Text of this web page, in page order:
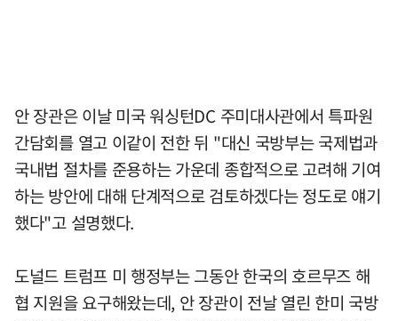
안 장관은 이날 미국 워싱턴DC 주미대사관에서 특파원
간담회를 열고 이같이 전한 뒤 "대신 국방부는 국제법과
국내법 절차를 준용하는 가운데 종합적으로 고려해 기여
하는 방안에 대해 단계적으로 검토하겠다는 정도로 얘기
했다"고 설명했다.
도널드 트럼프 미 행정부는 그동안 한국의 호르무즈 해
협 지원을 요구해왔는데, 안 장관이 전날 열린 한미 국방